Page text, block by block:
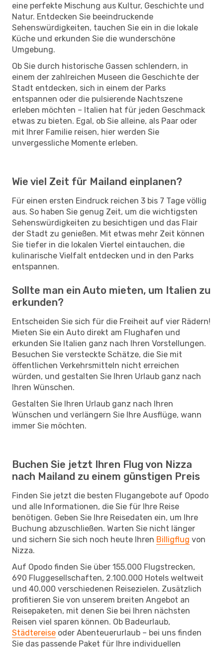
eine perfekte Mischung aus Kultur, Geschichte und
Natur. Entdecken Sie beeindruckende
Sehenswürdigkeiten, tauchen Sie ein in die lokale
Küche und erkunden Sie die wunderschöne
Umgebung.
Ob Sie durch historische Gassen schlendern, in
einem der zahlreichen Museen die Geschichte der
Stadt entdecken, sich in einem der Parks
entspannen oder die pulsierende Nachtszene
erleben möchten – Italien hat für jeden Geschmack
etwas zu bieten. Egal, ob Sie alleine, als Paar oder
mit Ihrer Familie reisen, hier werden Sie
unvergessliche Momente erleben.
Wie viel Zeit für Mailand einplanen?
Für einen ersten Eindruck reichen 3 bis 7 Tage völlig
aus. So haben Sie genug Zeit, um die wichtigsten
Sehenswürdigkeiten zu besichtigen und das Flair
der Stadt zu genießen. Mit etwas mehr Zeit können
Sie tiefer in die lokalen Viertel eintauchen, die
kulinarische Vielfalt entdecken und in den Parks
entspannen.
Sollte man ein Auto mieten, um Italien zu
erkunden?
Entscheiden Sie sich für die Freiheit auf vier Rädern!
Mieten Sie ein Auto direkt am Flughafen und
erkunden Sie Italien ganz nach Ihren Vorstellungen.
Besuchen Sie versteckte Schätze, die Sie mit
öffentlichen Verkehrsmitteln nicht erreichen
würden, und gestalten Sie Ihren Urlaub ganz nach
Ihren Wünschen.
Gestalten Sie Ihren Urlaub ganz nach Ihren
Wünschen und verlängern Sie Ihre Ausflüge, wann
immer Sie möchten.
Buchen Sie jetzt Ihren Flug von Nizza
nach Mailand zu einem günstigen Preis
Finden Sie jetzt die besten Flugangebote auf Opodo
und alle Informationen, die Sie für Ihre Reise
benötigen. Geben Sie Ihre Reisedaten ein, um Ihre
Buchung abzuschließen. Warten Sie nicht länger
und sichern Sie sich noch heute Ihren Billigflug von
Nizza.
Auf Opodo finden Sie über 155.000 Flugstrecken,
690 Fluggesellschaften, 2.100.000 Hotels weltweit
und 40.000 verschiedenen Reisezielen. Zusätzlich
profitieren Sie von unserem breiten Angebot an
Reisepaketen, mit denen Sie bei Ihren nächsten
Reisen viel sparen können. Ob Badeurlaub,
Städtereise oder Abenteuerurlaub – bei uns finden
Sie das passende Paket für Ihre individuellen